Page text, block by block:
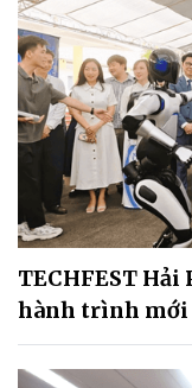
TECHFEST
hành trình mới